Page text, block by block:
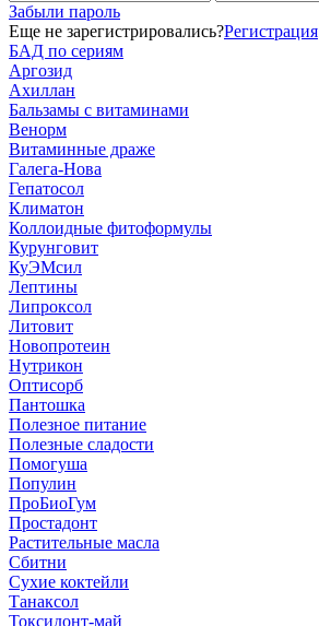
Забыли пароль
Еще не зарегистрировались?Регистрация
БАД по сериям
Аргозид
Ахиллан
Бальзамы с витаминами
Венорм
Витаминные драже
Галега-Нова
Гепатосол
Климатон
Коллоидные фитоформулы
Курунговит
КуЭМсил
Лептины
Липроксол
Литовит
Новопротеин
Нутрикон
Оптисорб
Пантошка
Полезное питание
Полезные сладости
Помогуша
Популин
ПроБиоГум
Простадонт
Растительные масла
Сбитни
Сухие коктейли
Танаксол
Токсидонт-май